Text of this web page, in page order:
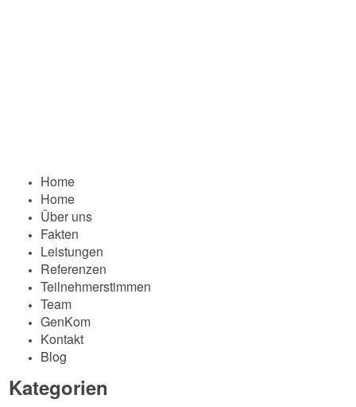
Home
Home
Über uns
Fakten
Leistungen
Referenzen
Teilnehmerstimmen
Team
GenKom
Kontakt
Blog
Kategorien